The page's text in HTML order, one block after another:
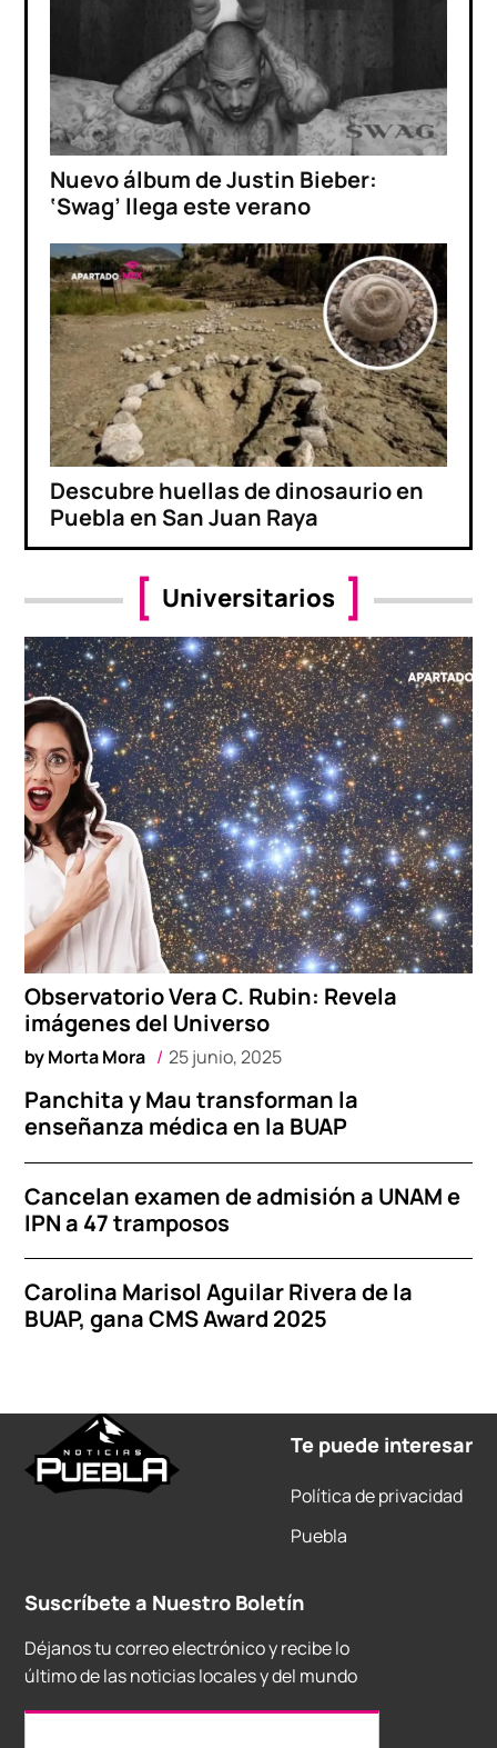
Nuevo álbum de Justin Bieber:
‘Swag’ llega este verano
Descubre huellas de dinosaurio en
Puebla en San Juan Raya
Universitarios
Observatorio Vera C. Rubin: Revela
imágenes del Universo
byMorta Mora 25 junio, 2025
Panchita y Mau transforman la
enseñanza médica en la BUAP
Cancelan examen de admisión a UNAM e
IPN a 47 tramposos
Carolina Marisol Aguilar Rivera de la
BUAP, gana CMS Award 2025
Te puede interesar
Política de privacidad
Puebla
Suscríbete a Nuestro Boletín
Déjanos tu correo electrónico y recibe lo
último de las noticias locales y del mundo